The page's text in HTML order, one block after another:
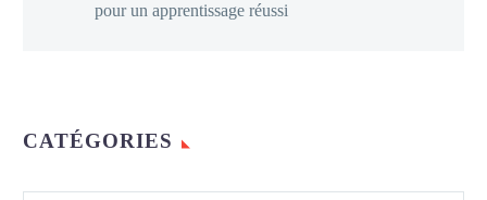
pour un apprentissage réussi
CATÉGORIES